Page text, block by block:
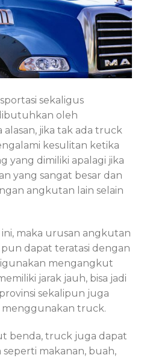
sekaligus
oleh
alasan, jika tak ada truck
kesulitan ketika
yang dimiliki apalagi jika
yang sangat besar dan
angkutan lain selain
maka urusan angkutan
dapat teratasi dengan
mengangkut
jarak jauh, bisa jadi
sekalipun juga
truck.
benda, truck juga dapat
makanan, buah,